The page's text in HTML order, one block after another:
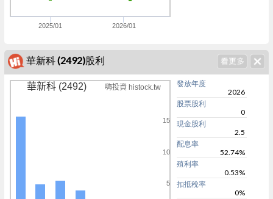
2025/01 2026/01
華新科 (2492)股利
華新科 (2492) 嗨投資 histock.tw
5
10
15
發放年度
2026
股票股利
0
現金股利
2.5
配息率
52.74%
殖利率
0.53%
扣抵稅率
0%